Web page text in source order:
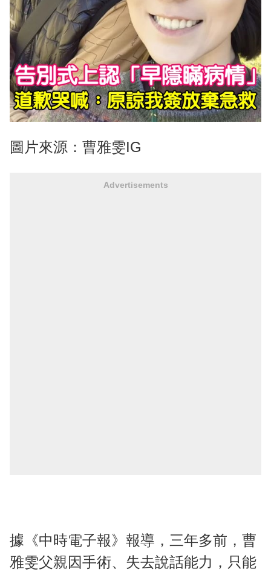
圖片來源：曹雅雯IG
Advertisements
據《中時電子報》報導，三年多前，曹
雅雯父親因手術、失去說話能力，只能